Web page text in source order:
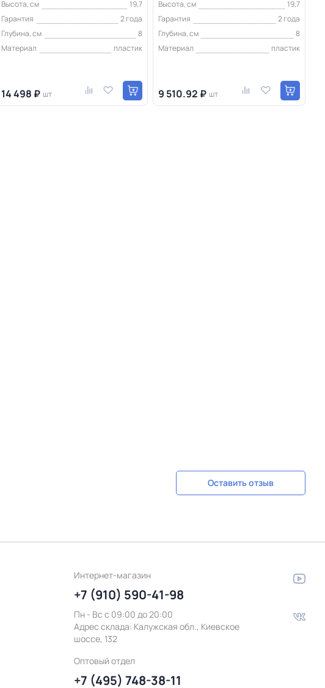
Высота, см
19,7
Гарантия
2 года
Глубина, см
8
Материал
пластик
14 498 ₽ шт
Высота, см
19,7
Гарантия
2 года
Глубина, см
8
Материал
пластик
9 510.92 ₽ шт
Оставить отзыв
Интернет-магазин
+7 (910) 590-41-98
Пн - Вс с 09:00 до 20:00
Адрес склада: Калужская обл., Киевское
шоссе, 132
Оптовый отдел
+7 (495) 748-38-11